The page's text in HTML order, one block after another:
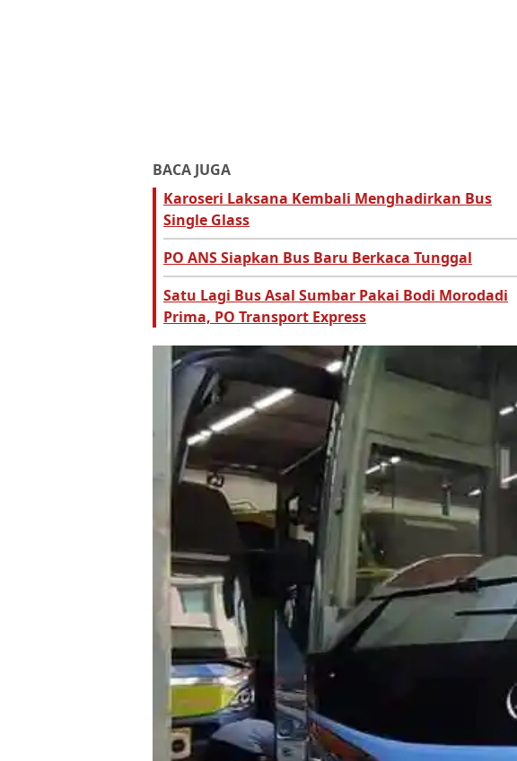
BACA JUGA
Karoseri Laksana Kembali Menghadirkan Bus
Single Glass
PO ANS Siapkan Bus Baru Berkaca Tunggal
Satu Lagi Bus Asal Sumbar Pakai Bodi Morodadi
Prima, PO Transport Express